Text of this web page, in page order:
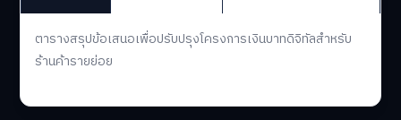
ตารางสรุปข้อเสนอเพื่อปรับปรุงโครงการเงินบาทดิจิทัลสำหรับ
ร้านค้ารายย่อย